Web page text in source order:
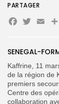
for:
FR
SENEGAL-
Kaffrine, 11
de la région de
premiers
Centre des
collaboration
PARTAGER